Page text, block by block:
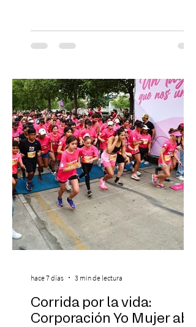
escenario del Teatro CA660 para
protagonizar una velada extraordinaria
Las Cuatro Estaciones de Antonio Vivaldi y
Las Cuatro Estaciones Porteñas de Astor
Piazzolla. Déja
Corrida por la vida:
Corporación Yo Mujer abre
hace 7 días 3 min de lectura